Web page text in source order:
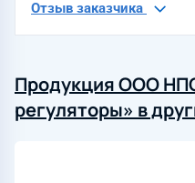
Отзыв заказчика
Продукция ООО
регуляторы» в